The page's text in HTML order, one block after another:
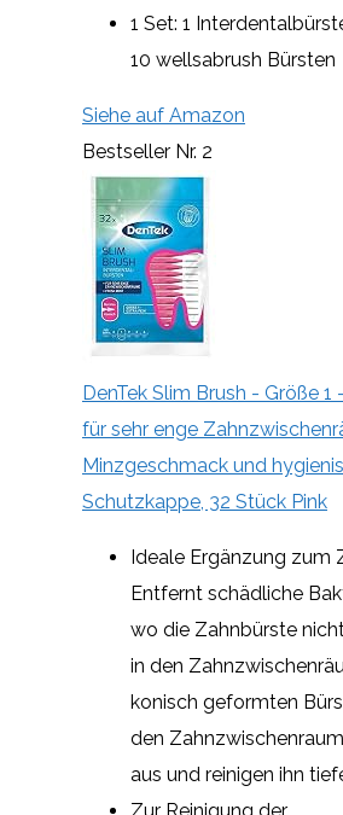
1 Set: 1
10 wellsabrush Bürsten
Siehe auf Amazon
Bestseller Nr. 2
DenTek Slim Brush - Größe 1
für sehr enge
Minzgeschmack und
Schutzkappe, 32 Stück Pink
Ideale Ergänzung zum
Entfernt schädliche
wo die Zahnbürste
in den
konisch geformten
den
aus und reinigen ihn